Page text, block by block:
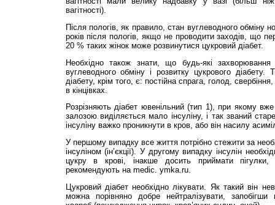
вагітності).
Після пологів, як правило, стан вуглеводного обміну
років після пологів, якщо не проводити заходів, що
20 % таких жінок може розвинутися цукровий діабет.
Необхідно також знати, що будь-які
вуглеводного обміну і розвитку цукрового діабету.
діабету, крім того, є: постійна спрага, голод,
в кінцівках.
Розрізняють діабет ювенільний (тип 1), при якому
залозою виділяється мало інсуліну, і так званий
інсуліну важко проникнути в кров, або він насилу
У першому випадку все життя потрібно стежити за
інсуліном (ін’єкції). У другому випадку інсулін
цукру в крові, інакше досить приймати
рекомендують на medic. ymka.ru.
Цукровий діабет необхідно лікувати. Як такий він
можна порівняно добре нейтралізувати,